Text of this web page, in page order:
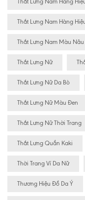
Thắt Lưng Nam Hàng
Thắt Lưng Nam Hàng
Thắt Lưng Nam Màu Nâu
Thắt Lưng Nữ
Thắt Lưng Nữ Da Bò
Thắt Lưng Nữ Màu Đen
Thắt Lưng Nữ Thời Trang
Thắt Lưng Quần Kaki
Thời Trang Ví Da Nữ
Thương Hiệu Đồ Da Ý